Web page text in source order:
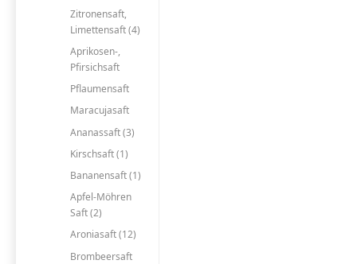
Zitronensaft,
Limettensaft (4)
Aprikosen-,
Pfirsichsaft
Pflaumensaft
Maracujasaft
Ananassaft (3)
Kirschsaft (1)
Bananensaft (1)
Apfel-Möhren
Saft (2)
Aroniasaft (12)
Brombeersaft